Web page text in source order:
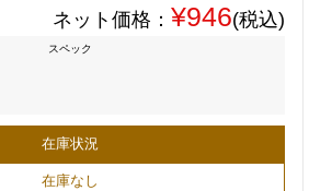
ネット価格： ¥946(税込)
スペック
在庫状況
在庫なし